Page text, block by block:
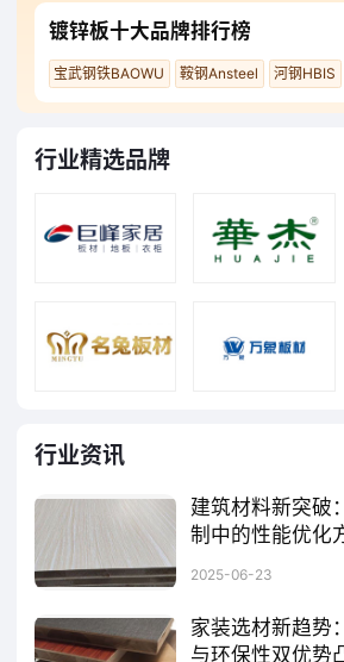
镀锌板十大品牌排行榜
宝武钢铁BAOWU 鞍钢Ansteel 河钢HBIS
行业精选品牌
行业资讯
建筑材料新突破
制中的性能优化
2025-06-23
家装选材新趋势
与环保性双优势